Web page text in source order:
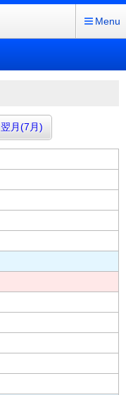
Menu
翌月(7月)